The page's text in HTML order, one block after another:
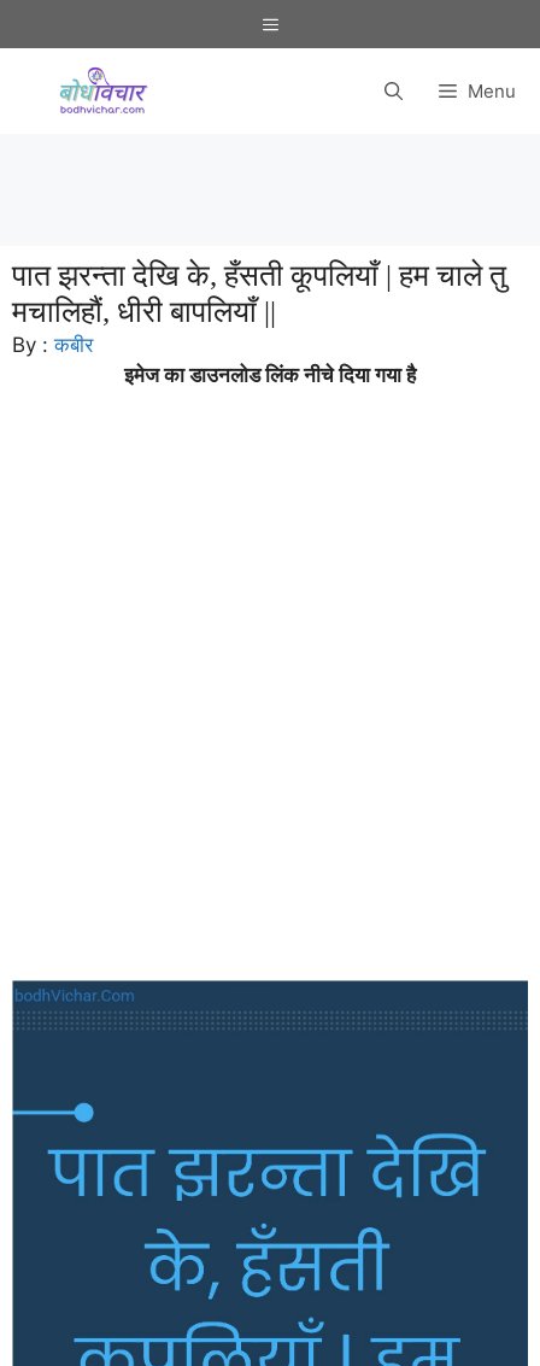
to
Menu
Menu
पात झरन्ता देखि के, हँसती कूपलियाँ | हम चाले तु
मचालिहौं, धीरी बापलियाँ ||
By :कबीर
इमेज का डाउनलोड लिंक नीचे दिया गया है